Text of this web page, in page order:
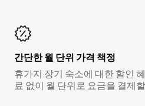
간단한 월 단위 가격 책정
휴가지 장기 숙소에 대한 할인
료 없이 월 단위로 요금을 결제